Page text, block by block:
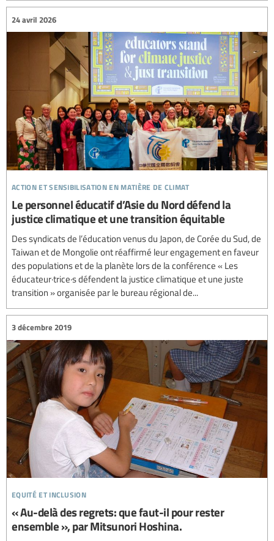
action et sensibilisation en matière de climat
24 avril 2026
Le personnel éducatif d’Asie du Nord défend la
justice climatique et une transition équitable
Des syndicats de l’éducation venus du Japon, de Corée du Sud, de
Taiwan et de Mongolie ont réaffirmé leur engagement en faveur
des populations et de la planète lors de la conférence « Les
éducateur·trice·s défendent la justice climatique et une juste
transition » organisée par le bureau régional de...
equité et inclusion
3 décembre 2019
« Au-delà des regrets: que faut-il pour rester
ensemble », par Mitsunori Hoshina.